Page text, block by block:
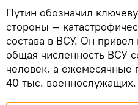
Путин обозначил
стороны —
состава в ВСУ. Он
общая численность ВСУ
человек, а ежемесячные
40 тыс. военнослужащих.